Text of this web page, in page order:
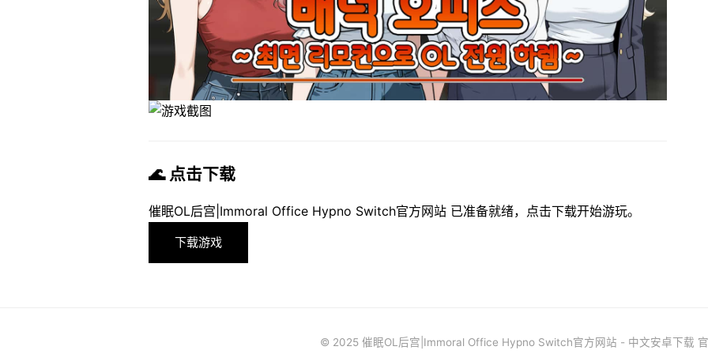
🌊 点击下载
催眠OL后宫|Immoral Office Hypno Switch官方网站 已准备就绪，点击下载开始游玩。
下载游戏
© 2025 催眠OL后宫|Immoral Office Hypno Switch官方网站 - 中文安卓下载